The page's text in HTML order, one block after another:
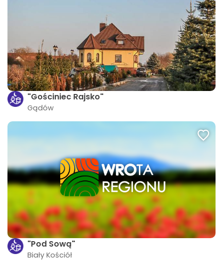
"Gościniec Rajsko"
Gądów
"Pod Sową"
Biały Kościół